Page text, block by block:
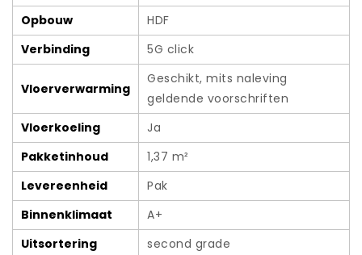
Opbouw
HDF
Verbinding
5G click
Vloerverwarming
Geschikt, mits naleving
geldende voorschriften
Vloerkoeling
Ja
Pakketinhoud
1,37 m²
Levereenheid
Pak
Binnenklimaat
A+
Uitsortering
second grade